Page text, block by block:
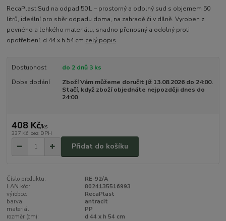
RecaPlast Sud na odpad 50 L – prostorný a odolný sud s objemem 50
litrů, ideální pro sběr odpadu doma, na zahradě či v dílně. Vyroben z
pevného a lehkého materiálu, snadno přenosný a odolný proti
opotřebení. d 44 x h 54 cm celý popis
Dostupnost
do 2 dnů 3 ks
Doba dodání
Zboží Vám můžeme doručit již 13.08.2026 do 24:00.
Stačí, když zboží objednáte nejpozději dnes do
24:00
408 Kč/ks
337 Kč bez DPH
Přidat do košíku
Číslo produktu:
RE-92/A
EAN kód:
8024135516993
výrobce:
RecaPlast
barva:
antracit
materiál:
PP
rozměr (cm):
d 44 x h 54 cm